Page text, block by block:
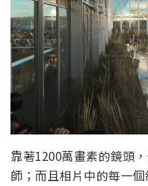
靠著1200萬畫素的鏡頭
師；而且相片中的每一